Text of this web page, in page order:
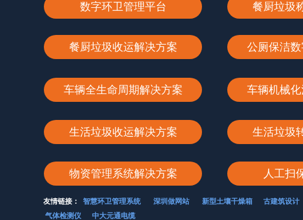
数字环卫管理平台 餐厨垃圾
餐厨垃圾收运解决方案 公厕保洁
车辆全生命周期解决方案 车辆机械
生活垃圾收运解决方案 生活垃圾
物资管理系统解决方案 人工扫
友情链接： 智慧环卫管理系统 深圳做网站 新型土壤干燥箱 古建筑设计
气体检测仪
中大元通电缆